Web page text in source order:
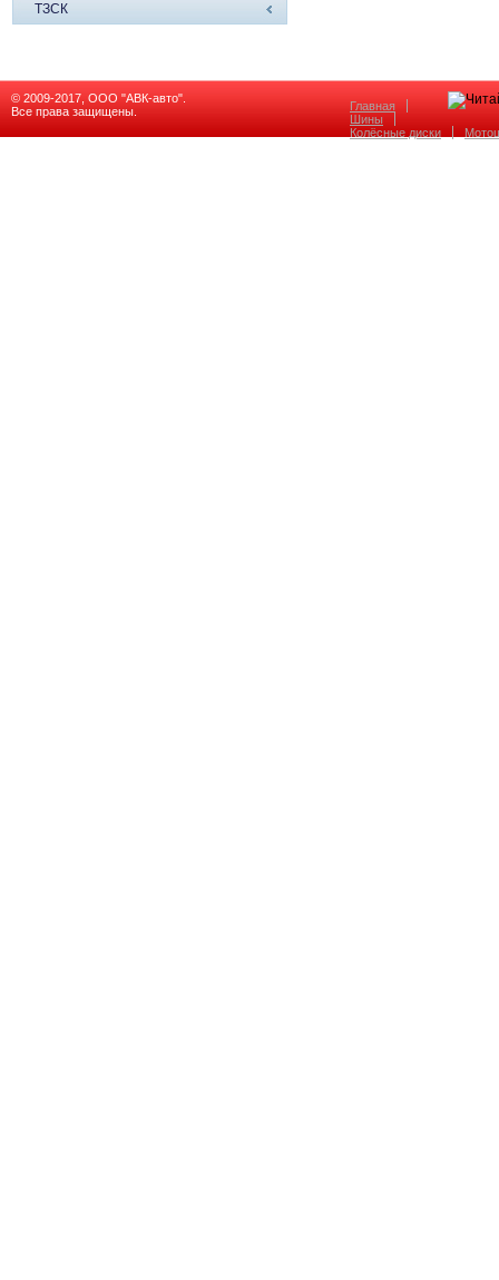
ТЗСК
© 2009-2017, ООО "АВК-авто".
Все права защищены.
Главная
Шины
Колёсные диски